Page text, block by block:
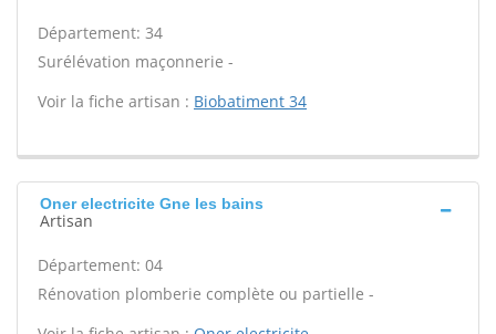
Département: 34
Surélévation maçonnerie -
Voir la fiche artisan : Biobatiment 34
Oner electricite Gne les bains
Artisan
Département: 04
Rénovation plomberie complète ou partielle -